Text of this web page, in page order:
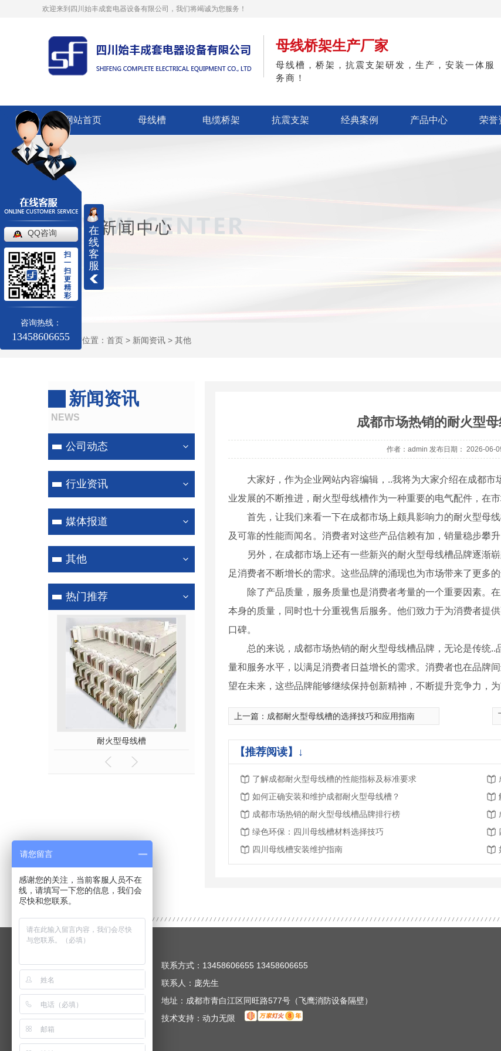
欢迎来到四川始丰成套电器设备有限公司，我们将竭诚为您服务！
母线桥架生产厂家
母线槽，桥架，抗震支架研发，生产，安装一体服
务商！
网站首页 母线槽 电缆桥架 抗震支架 经典案例 产品中心 荣誉
当前位置： 首页 > 新闻资讯 > 其他
新闻资讯
NEWS
公司动态
行业资讯
媒体报道
其他
热门推荐
耐火型母线槽 密集型母线槽 空气型母线槽
成都市场热销的耐火型
作者：admin 发布日期： 2026-06-
大家好，作为企业网站内容编辑，..我将为大家介绍在成都
业发展的不断推进，耐火型母线槽作为一种重要的电气配件，在市
首先，让我们来看一下在成都市场上颇具影响力的耐火型母
及可靠的性能而闻名。消费者对这些产品信赖有加，销量稳步攀升
另外，在成都市场上还有一些新兴的耐火型母线槽品牌逐渐
足消费者不断增长的需求。这些品牌的涌现也为市场带来了更多
除了产品质量，服务质量也是消费者考量的一个重要因素。
本身的质量，同时也十分重视售后服务。他们致力于为消费者提
口碑。
总的来说，成都市场热销的耐火型母线槽品牌，无论是传统
量和服务水平，以满足消费者日益增长的需求。消费者也在品牌
望在未来，这些品牌能够继续保持创新精神，不断提升竞争力，
上一篇： 成都耐火型母线槽的选择技巧和应用指南
【推荐阅读】↓
了解成都耐火型母线槽的性能指标及标准要求
如何正确安装和维护成都耐火型母线槽？
成都市场热销的耐火型母线槽品牌排行榜
绿色环保：四川母线槽材料选择技巧
四川母线槽安装维护指南
联系方式：13458606655 13458606655
联系人：庞先生
地址：成都市青白江区同旺路577号（飞鹰消防设备隔壁）
技术支持： 动力无限
在
线
客
服
QQ咨询
扫
一
扫
更
精
彩
咨询热线：
13458606655
请您留言
感谢您的关注，当前客服人员不在
线，请填写一下您的信息，我们会
尽快和您联系。